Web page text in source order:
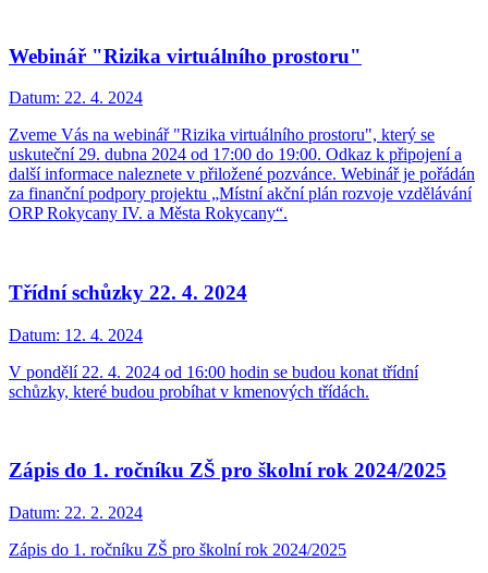
Webinář "Rizika virtuálního prostoru"
Datum: 22. 4. 2024
Zveme Vás na webinář "Rizika virtuálního prostoru", který se
uskuteční 29. dubna 2024 od 17:00 do 19:00. Odkaz k připojení a
další informace naleznete v přiložené pozvánce. Webinář je pořádán
za finanční podpory projektu „Místní akční plán rozvoje vzdělávání
ORP Rokycany IV. a Města Rokycany“.
Třídní schůzky 22. 4. 2024
Datum: 12. 4. 2024
V pondělí 22. 4. 2024 od 16:00 hodin se budou konat třídní
schůzky, které budou probíhat v kmenových třídách.
Zápis do 1. ročníku ZŠ pro školní rok 2024/2025
Datum: 22. 2. 2024
Zápis do 1. ročníku ZŠ pro školní rok 2024/2025